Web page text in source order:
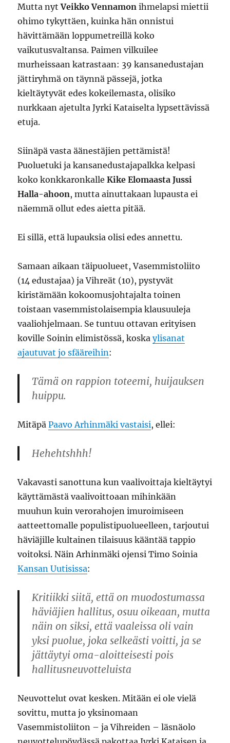
Mutta nytVeikko Vennamon ihmelapsi miettii
ohimo tykyttäen, kuinka hän onnistui
hävittämään loppumetreillä koko
vaikutusvaltansa. Paimen vilkuilee
murheissaan katrastaan: 39 kansanedustajan
jättiryhmä on täynnä pässejä, jotka
kieltäytyvät edes kokeilemasta, olisiko
nurkkaan ajetulta Jyrki Kataiselta lypsettävissä
etuja.
Siinäpä vasta äänestäjien pettämistä!
Puoluetuki ja kansanedustajapalkka kelpasi
koko konkkaronkalleKike Elomaasta Jussi
Halla-ahoon, mutta ainuttakaan lupausta ei
näemmä ollut edes aietta pitää.
Ei sillä, että lupauksia olisi edes annettu.
Samaan aikaan täipuolueet, Vasemmistoliito
(14 edustajaa) ja Vihreät (10), pystyvät
kiristämään kokoomusjohtajalta toinen
toistaan vasemmistolaisempia klausuuleja
vaaliohjelmaan. Se tuntuu ottavan erityisen
koville Soinin elimistössä, koskaylisanat
ajautuvat jo sfääreihin:
Tämä on rappion toteemi, huijauksen
huippu.
MitäpäPaavo Arhinmäki vastaisi, ellei:
Hehehtshhh!
Vakavasti sanottuna kun vaalivoittaja kieltäytyi
käyttämästä vaalivoittoaan mihinkään
muuhun kuin verorahojen imuroimiseen
aatteettomalle populistipuolueelleen, tarjoutui
häviäjille kultainen tilaisuus kääntää tappio
voitoksi. Näin Arhinmäki ojensi Timo Soinia
Kansan Uutisissa:
Kritiikki siitä, että on muodostumassa
häviäjien hallitus, osuu oikeaan, mutta
näin on siksi, että vaaleissa oli vain
yksi puolue, joka selkeästi voitti, ja se
jättäytyi oma-aloitteisesti pois
hallitusneuvotteluista
Neuvottelut ovat kesken. Mitään ei ole vielä
sovittu, mutta jo yksinomaan
Vasemmistoliiton – ja Vihreiden – läsnäolo